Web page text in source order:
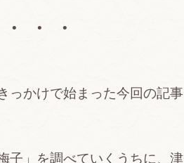
• • •
っかけで始まった今回の記
子」を調べていくうちに、